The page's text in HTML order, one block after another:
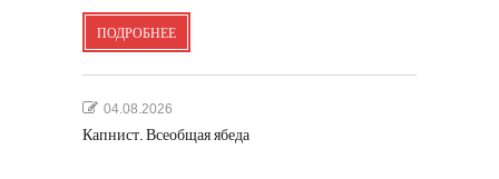
ПОДРОБНЕЕ
04.08.2026
Капнист. Всеобщая ябеда